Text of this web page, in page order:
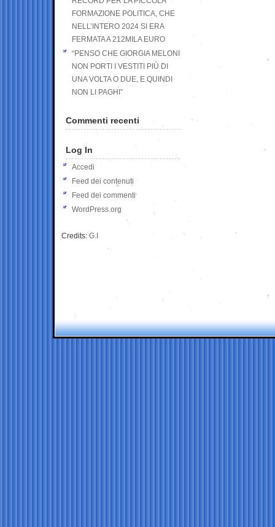
FORMAZIONE POLITICA, CHE
NELL’INTERO 2024 SI ERA
FERMATA A 212MILA EURO
“PENSO CHE GIORGIA MELONI
NON PORTI I VESTITI PIÙ DI
UNA VOLTA O DUE, E QUINDI
NON LI PAGHI”
Commenti recenti
Log In
Accedi
Feed dei contenuti
Feed dei commenti
WordPress.org
Credits: G.I